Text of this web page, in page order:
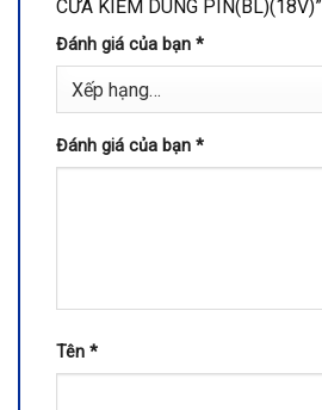
CƯA KIẾM DÙNG PIN(BL)(18V)”
Đánh giá của bạn *
Đánh giá của bạn *
Tên *